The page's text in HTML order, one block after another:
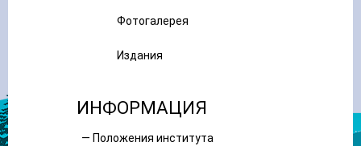
Фотогалерея
Издания
ИНФОРМАЦИЯ
— Положения института